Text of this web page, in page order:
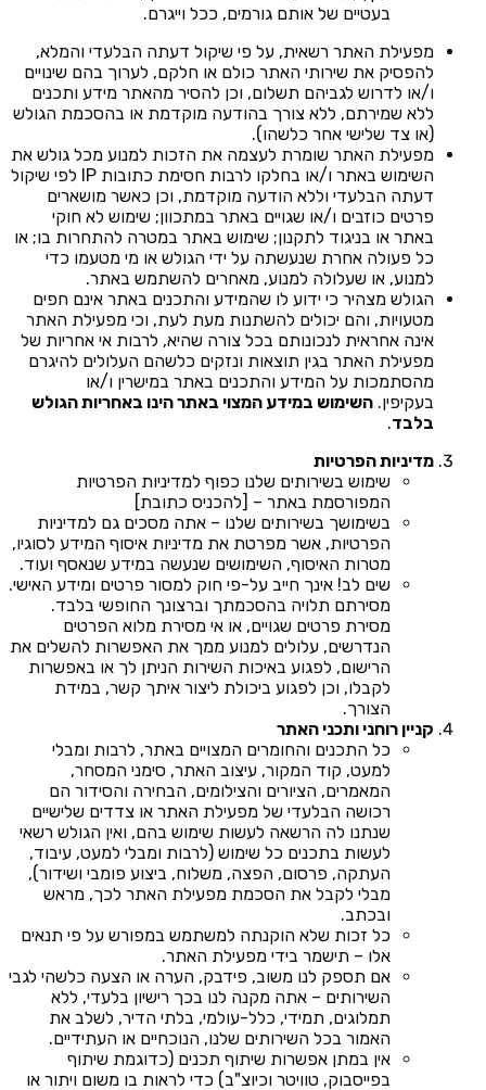
בעטיים של אותם גורמים, ככל וייגרם.
מפעילת האתר רשאית, על פי שיקול דעתה הבלעדי והמלא,
להפסיק את שירותי האתר כולם או חלקם, לערוך בהם שינויים
ו/או לדרוש לגביהם תשלום, וכן להסיר מהאתר מידע ותכנים
ללא שמירתם, ללא צורך בהודעה מוקדמת או בהסכמת הגולש
(או צד שלישי אחר כלשהו).
מפעילת האתר שומרת לעצמה את הזכות למנוע מכל גולש את
השימוש באתר ו/או בחלקו לרבות חסימת כתובות IP לפי שיקול
דעתה הבלעדי וללא הודעה מוקדמת, וכן כאשר מושארים
פרטים כוזבים ו/או שגויים באתר במתכוון; שימוש לא חוקי
באתר או בניגוד לתקנון; שימוש באתר במטרה להתחרות בו; או
כל פעולה אחרת שנעשתה על ידי הגולש או מי מטעמו כדי
למנוע, או שעלולה למנוע, מאחרים להשתמש באתר.
הגולש מצהיר כי ידוע לו שהמידע והתכנים באתר אינם חפים
מטעויות, והם יכולים להשתנות מעת לעת, וכי מפעילת האתר
אינה אחראית לנכונותם בכל צורה שהיא, לרבות אי אחריות של
מפעילת האתר בגין תוצאות ונזקים כלשהם העלולים להיגרם
מהסתמכות על המידע והתכנים באתר במישרין ו/או
בעקיפין. השימוש במידע המצוי באתר הינו באחריות הגולש
בלבד.
מדיניות הפרטיות
שימוש בשירותים שלנו כפוף למדיניות הפרטיות
המפורסמת באתר – [להכניס כתובת]
בשימושך בשירותים שלנו – אתה מסכים גם למדיניות
הפרטיות, אשר מפרטת את מדיניות איסוף המידע לסוגיו,
מטרות האיסוף, השימושים שנעשה במידע שנאסף ועוד.
שים לב! אינך חייב על-פי חוק למסור פרטים ומידע האישי.
מסירתם תלויה בהסכמתך וברצונך החופשי בלבד.
מסירת פרטים שגויים, או אי מסירת מלוא הפרטים
הנדרשים, עלולים למנוע ממך את האפשרות להשלים את
הרישום, לפגוע באיכות השירות הניתן לך או באפשרות
לקבלו, וכן לפגוע ביכולת ליצור איתך קשר, במידת
הצורך.
קניין רוחני ותכני האתר
כל התכנים והחומרים המצויים באתר, לרבות ומבלי
למעט, קוד המקור, עיצוב האתר, סימני המסחר,
המאמרים, הציורים והצילומים, הבחירה והסידור הם
רכושה הבלעדי של מפעילת האתר או צדדים שלישיים
שנתנו לה הרשאה לעשות שימוש בהם, ואין הגולש רשאי
לעשות בתכנים כל שימוש (לרבות ומבלי למעט, עיבוד,
העתקה, פרסום, הפצה, משלוח, ביצוע פומבי ושידור),
מבלי לקבל את הסכמת מפעילת האתר לכך, מראש
ובכתב.
כל זכות שלא הוקנתה למשתמש במפורש על פי תנאים
אלו – תישמר בידי מפעילת האתר.
אם תספק לנו משוב, פידבק, הערה או הצעה כלשהי לגבי
השירותים – אתה מקנה לנו בכך רישיון בלעדי, ללא
תמלוגים, תמידי, כלל-עולמי, בלתי הדיר, לשלב את
האמור בכל השירותים שלנו, הנוכחיים או העתידיים.
אין במתן אפשרות שיתוף תכנים (כדוגמת שיתוף
בפייסבוק, טוויטר וכיוצ"ב) כדי לראות בו משום ויתור או